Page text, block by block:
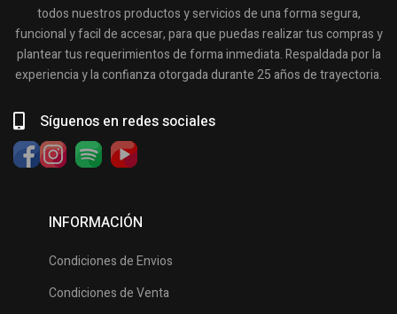
todos nuestros productos y servicios de una forma segura,
funcional y facil de accesar, para que puedas realizar tus compras y
plantear tus requerimientos de forma inmediata. Respaldada por la
experiencia y la confianza otorgada durante 25 años de trayectoria.
Síguenos en redes sociales
INFORMACIÓN
Condiciones de Envios
Condiciones de Venta